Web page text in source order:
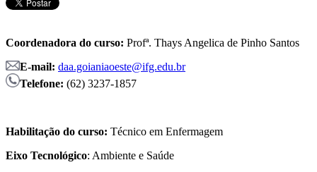
Coordenadora do curso: Profª. Thays Angelica de Pinho Santos
E-mail: daa.goianiaoeste@ifg.edu.br
Telefone: (62) 3237-1857
Habilitação do curso: Técnico em Enfermagem
Eixo Tecnológico: Ambiente e Saúde